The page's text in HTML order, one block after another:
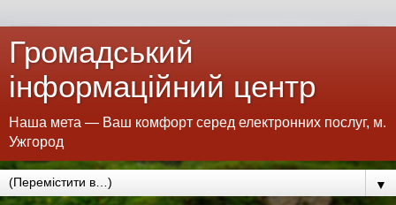
Громадський
інформаційний центр
Наша мета — Ваш комфорт серед електронних послуг, м.
Ужгород
▼